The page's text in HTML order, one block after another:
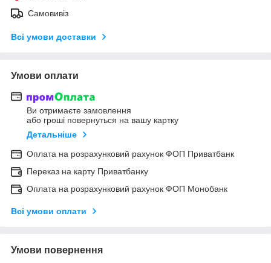
Самовивіз
Всі умови доставки
Умови оплати
Ви отримаєте замовлення
або гроші повернуться на вашу картку
Детальніше
Оплата на розрахунковий рахунок ФОП Приватбанк
Переказ на карту Приватбанку
Оплата на розрахунковий рахунок ФОП Монобанк
Всі умови оплати
Умови повернення